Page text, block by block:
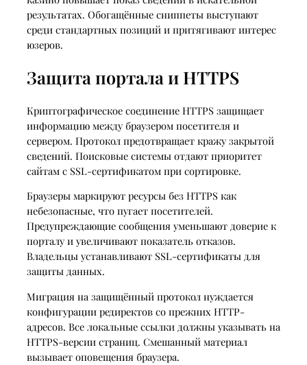
результатах. Обогащённые сниппеты выступают
среди стандартных позиций и притягивают интерес
юзеров.
Защита портала и HTTPS
Криптографическое соединение HTTPS защищает
информацию между браузером посетителя и
сервером. Протокол предотвращает кражу закрытой
сведений. Поисковые системы отдают приоритет
сайтам с SSL-сертификатом при сортировке.
Браузеры маркируют ресурсы без HTTPS как
небезопасные, что пугает посетителей.
Предупреждающие сообщения уменьшают доверие к
порталу и увеличивают показатель отказов.
Владельцы устанавливают SSL-сертификаты для
защиты данных.
Миграция на защищённый протокол нуждается
конфигурации редиректов со прежних HTTP-
адресов. Все локальные ссылки должны указывать на
HTTPS-версии страниц. Смешанный материал
вызывает оповещения браузера.